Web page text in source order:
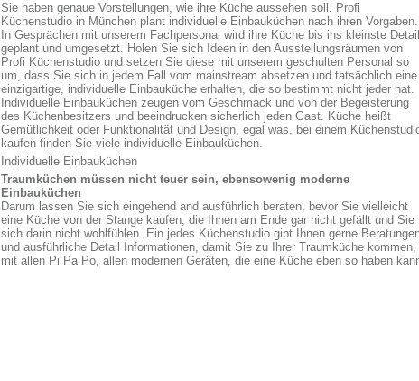
Sie haben genaue Vorstellungen, wie ihre Küche aussehen soll. Profi
Küchenstudio in München plant individuelle Einbauküchen nach ihren Vorgaben.
In Gesprächen mit unserem Fachpersonal wird ihre Küche bis ins kleinste Detail
geplant und umgesetzt. Holen Sie sich Ideen in den Ausstellungsräumen von
Profi Küchenstudio und setzen Sie diese mit unserem geschulten Personal so
um, dass Sie sich in jedem Fall vom mainstream absetzen und tatsächlich eine
einzigartige, individuelle Einbauküche erhalten, die so bestimmt nicht jeder hat.
Individuelle Einbauküchen zeugen vom Geschmack und von der Begeisterung
des Küchenbesitzers und beeindrucken sicherlich jeden Gast. Küche heißt
Gemütlichkeit oder Funktionalität und Design, egal was, bei einem
kaufen finden Sie viele individuelle Einbauküchen.
Individuelle Einbauküchen
Traumküchen müssen nicht teuer sein, ebensowenig moderne
Einbauküchen
Darum lassen Sie sich eingehend and ausführlich beraten, bevor Sie vielleicht
eine Küche von der Stange kaufen, die Ihnen am Ende gar nicht gefällt und Sie
sich darin nicht wohlfühlen. Ein jedes Küchenstudio gibt Ihnen gerne
und ausführliche Detail Informationen, damit Sie zu Ihrer Traumküche kommen,
mit allen Pi Pa Po, allen modernen Geräten, die eine Küche eben so haben